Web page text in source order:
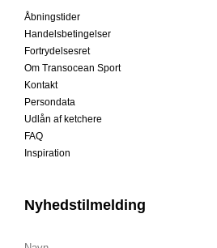
Åbningstider
Handelsbetingelser
Fortrydelsesret
Om Transocean Sport
Kontakt
Persondata
Udlån af ketchere
FAQ
Inspiration
Nyhedstilmelding